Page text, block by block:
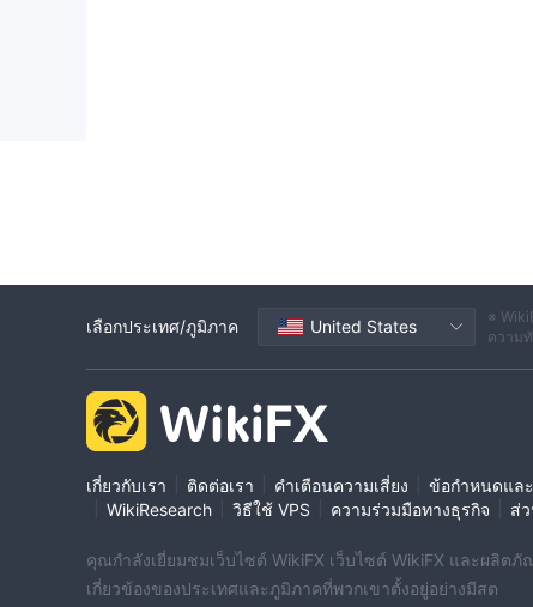
เลือกประเทศ/ภูมิภาค United States
※
ความ
เกี่ยวกับเรา ติดต่อเรา คำเตือนความเสี่ยง ข้อกำหนดแล
WikiResearch วิธีใช้ VPS ความร่วมมือทางธุรกิจ ส่
คุณกำลังเยี่ยมชมเว็บไซต์ WikiFX เว็บไซต์ WikiFX และผลิ
เกี่ยวข้องของประเทศและภูมิภาคที่พวกเขาตั้งอยู่อย่างมีสต